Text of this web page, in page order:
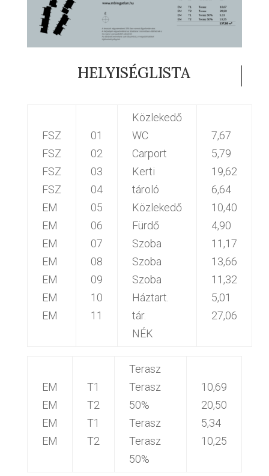
HELYISÉGLISTA
FSZ
FSZ
FSZ
FSZ
EM
EM
EM
EM
EM
EM
EM
01
02
03
04
05
06
07
08
09
10
11
Közlekedő
WC
Carport
Kerti
tároló
Közlekedő
Fürdő
Szoba
Szoba
Szoba
Háztart.
tár.
NÉK
7,67
5,79
19,62
6,64
10,40
4,90
11,17
13,66
11,32
5,01
27,06
EM
EM
EM
EM
T1
T2
T1
T2
Terasz
Terasz
50%
Terasz
Terasz
50%
10,69
20,50
5,34
10,25